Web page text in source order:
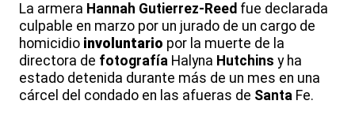
La armera Hannah Gutierrez-Reed fue declarada
culpable en marzo por un jurado de un cargo de
homicidio involuntario por la muerte de la
directora de fotografía Halyna Hutchins y ha
estado detenida durante más de un mes en una
cárcel del condado en las afueras de Santa Fe.